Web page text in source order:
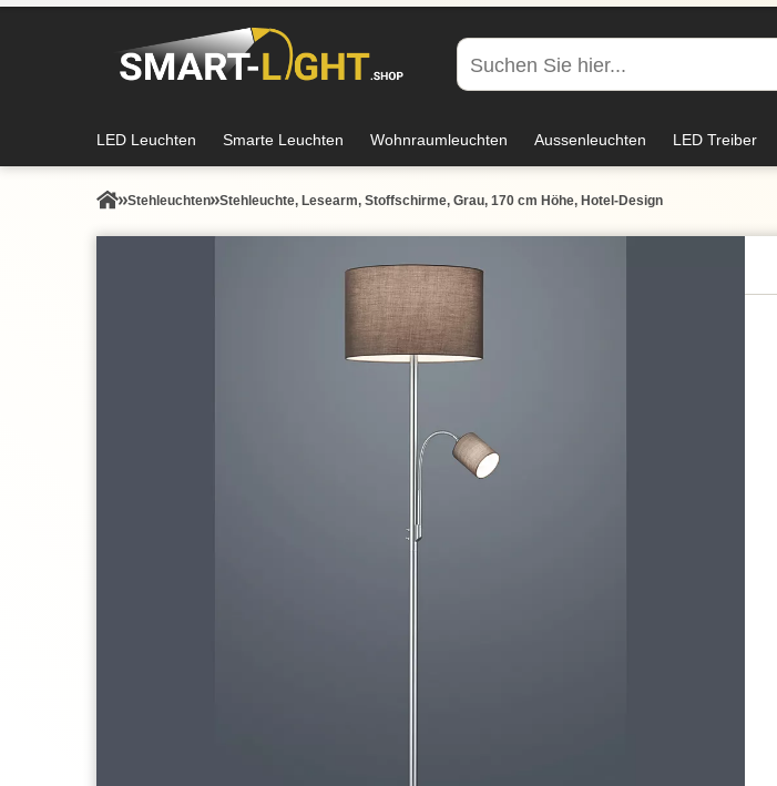
LED Leuchten Smarte Leuchten Wohnraumleuchten Aussenleuchten LED Treiber
Stehleuchten Stehleuchte, Lesearm, Stoffschirme, Grau, 170 cm Höhe, Hotel-Design